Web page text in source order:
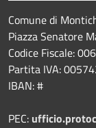
Comune di
Piazza Senatore
Codice Fiscale:
Partita IVA:
IBAN: #
PEC: